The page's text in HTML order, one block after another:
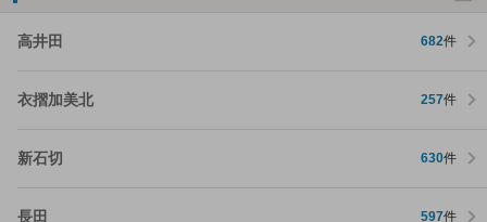
高井田 682件
衣摺加美北 257件
新石切 630件
長田 597件